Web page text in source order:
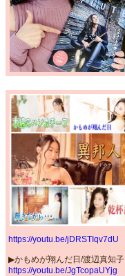
https://youtu.be/jDRSTIqv7dU
▶︎かもめが翔んだ日/渡辺真知子
https://youtu.be/JgTcopaUYjg